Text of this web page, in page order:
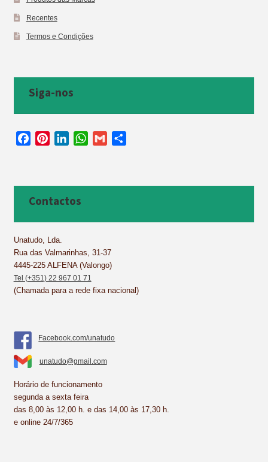
Recentes
Termos e Condições
Siga-nos
b
o
k
e
e
s
t
I
W
p
Contactos
Unatudo, Lda.
Rua das Valmarinhas, 31-37
4445-225 ALFENA (Valongo)
Tel (+351) 22 967 01 71
(Chamada para a rede fixa nacional)
Facebook.com/unatudo
unatudo@gmail.com
Horário de funcionamento
segunda a sexta feira
das 8,00 às 12,00 h. e das 14,00 às 17,30 h.
e online 24/7/365